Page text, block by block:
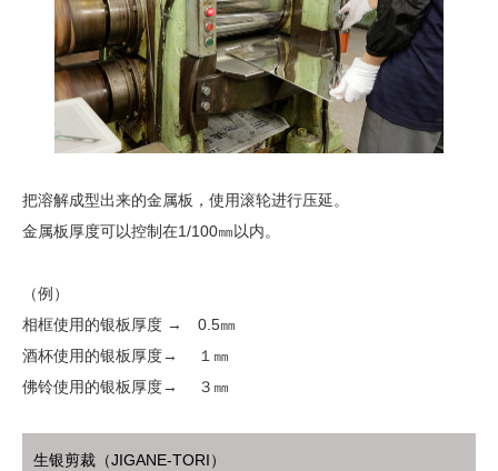
把溶解成型出来的金属板，使用滚轮进行压延。
金属板厚度可以控制在1/100㎜以内。
（例）
相框使用的银板厚度 → 0.5㎜
酒杯使用的银板厚度→ １㎜
佛铃使用的银板厚度→ ３㎜
生银剪裁（JIGANE-TORI）